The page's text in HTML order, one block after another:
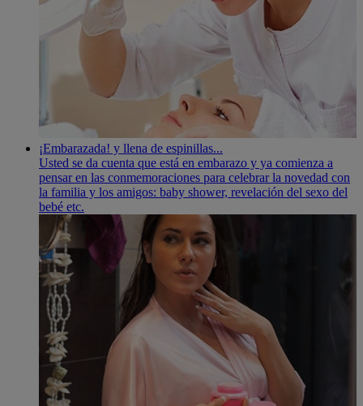
¡Embarazada! y llena de espinillas...
Usted se da cuenta que está en embarazo y ya comienza a
pensar en las conmemoraciones para celebrar la novedad con
la familia y los amigos: baby shower, revelación del sexo del
bebé etc.